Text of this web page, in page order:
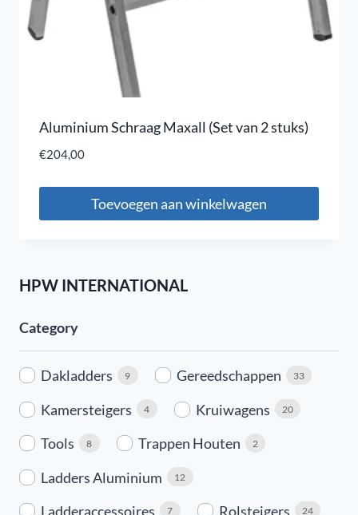
Aluminium Schraag Maxall (Set van 2 stuks)
€204,00
Toevoegen aan winkelwagen
HPW INTERNATIONAL
Category
Dakladders 9 Gereedschappen 33
Kamersteigers 4 Kruiwagens 20
Tools 8 Trappen Houten 2
Ladders Aluminium 12
Ladderaccessoires 7 Rolsteigers 24